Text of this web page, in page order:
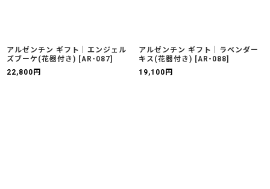
アルゼンチン ギフト｜エンジェル
ズブーケ(花器付き) [AR-087]
22,800 円
アルゼンチン ギフト｜ラベンダー
キス(花器付き) [AR-088]
19,100 円